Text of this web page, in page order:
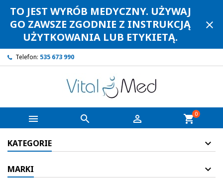
TO JEST WYRÓB MEDYCZNY. UŻYWAJ
GO ZAWSZE ZGODNIE Z INSTRUKCJĄ
UŻYTKOWANIA LUB ETYKIETĄ.
close
Telefon: 535 673 990
   shopping_cart0
KATEGORIE
MARKI